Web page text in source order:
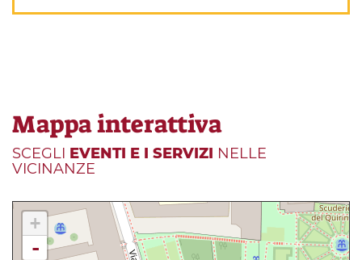
Mappa interattiva
SCEGLI EVENTI E I SERVIZI NELLE
VICINANZE
+
-